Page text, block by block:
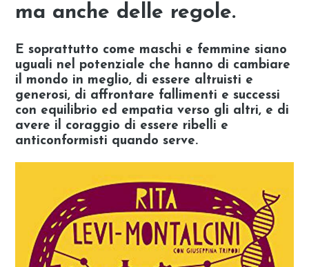
ma anche delle regole.
E soprattutto come maschi e femmine siano
uguali nel potenziale che hanno di cambiare
il mondo in meglio, di essere altruisti e
generosi, di affrontare fallimenti e successi
con equilibrio ed empatia verso gli altri, e di
avere il coraggio di essere ribelli e
anticonformisti quando serve.